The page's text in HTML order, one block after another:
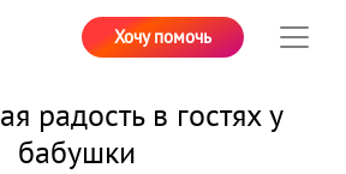
Хочу помочь
радость в гостях у
бабушки